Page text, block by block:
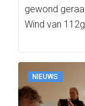
gewond
Wind van
NIEUWS